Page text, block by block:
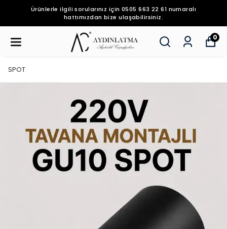
Ürünlerle ilgili sorularınız için 0505 663 22 61 numaralı
hattımızdan bize ulaşabilirsiniz.
0
SPOT